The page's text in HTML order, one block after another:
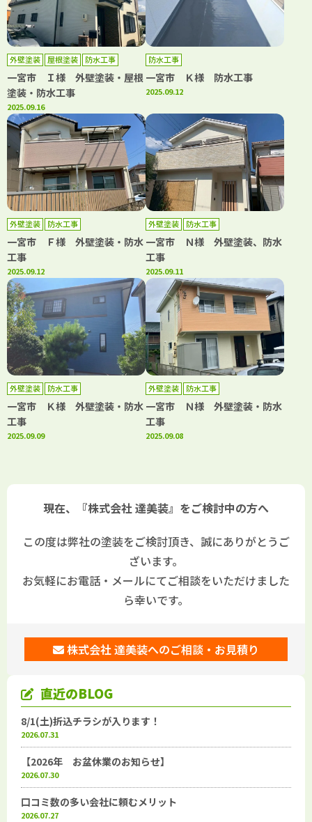
外壁塗装 屋根塗装 防水工事
一宮市 Ｉ様 外壁塗装・屋根
塗装・防水工事
2025.09.16
防水工事
一宮市 Ｋ様 防水工事
2025.09.12
外壁塗装 防水工事
一宮市 Ｆ様 外壁塗装・防水
工事
2025.09.12
外壁塗装 防水工事
一宮市 Ｎ様 外壁塗装、防水
工事
2025.09.11
外壁塗装 防水工事
一宮市 Ｋ様 外壁塗装・防水
工事
2025.09.09
外壁塗装 防水工事
一宮市 Ｎ様 外壁塗装・防水
工事
2025.09.08
現在、『株式会社 達美装』をご検討中の方へ
この度は弊社の塗装をご検討頂き、誠にありがとうご
ざいます。
お気軽にお電話・メールにてご相談をいただけました
ら幸いです。
株式会社 達美装へのご相談・お見積り
直近のBLOG
8/1(土)折込チラシが入ります！
2026.07.31
【2026年 お盆休業のお知らせ】
2026.07.30
口コミ数の多い会社に頼むメリット
2026.07.27